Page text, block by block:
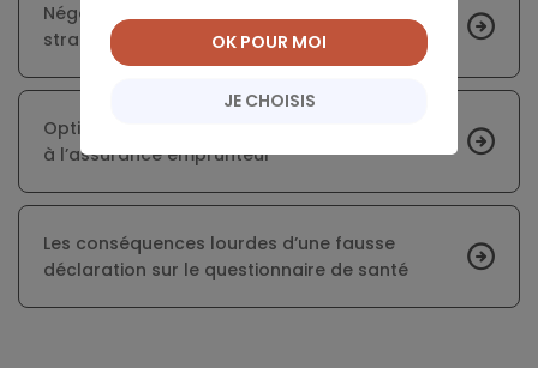
Négocier l’assurance emprunteur : une
stratégie opportune
Optimiser le coût de son prêt immobilier grâce
à l’assurance emprunteur
Les conséquences lourdes d’une fausse
déclaration sur le questionnaire de santé
JE CHOISIS
OK POUR MOI